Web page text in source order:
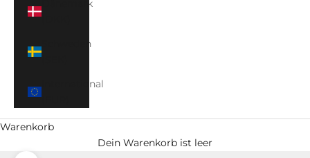
Dänemark
Schweden
International
Warenkorb
Dein Warenkorb ist leer